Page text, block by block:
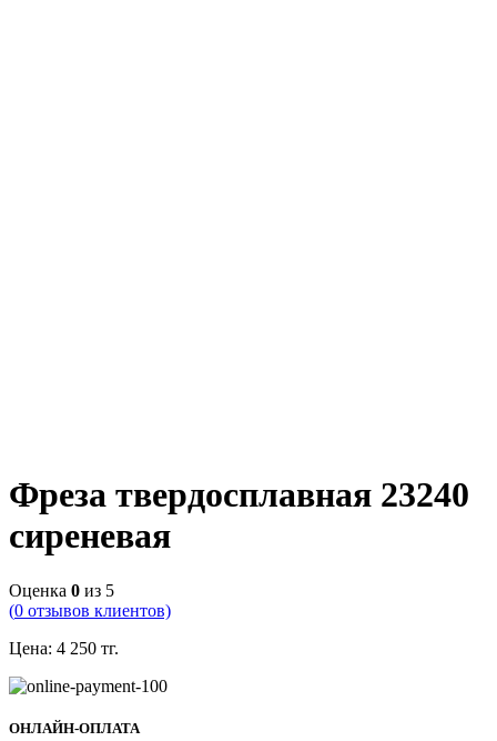
Фреза твердосплавная 23240
сиреневая
Оценка 0 из 5
(0 отзывов клиентов)
Цена: 4 250 тг.
ОНЛАЙН-ОПЛАТА